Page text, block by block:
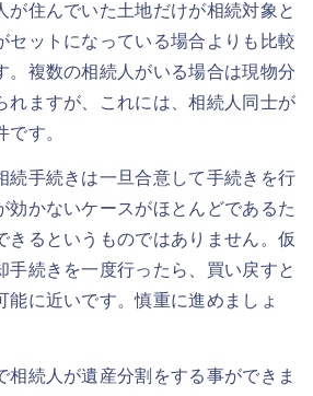
が住んでいた土地だけが相続対象と
セットになっている場合よりも比較
。複数の相続人がいる場合は現物分
れますが、これには、相続人同士が
す。
続手続きは一旦合意して手続きを行
効かないケースがほとんどであるた
きるというものではありません。仮
手続きを一度行ったら、買い戻すと
能に近いです。慎重に進めましょ
相続人が遺産分割をする事ができま